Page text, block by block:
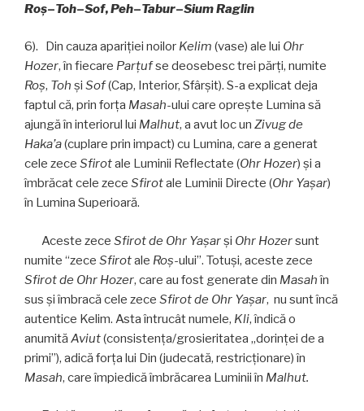
Roş–Toh–Sof,Peh–Tabur–Sium Raglin
6). Din cauza apariției noilor Kelim (vase) ale lui Ohr
Hozer, în fiecare Parţufse deosebesc trei părți, numite
Roş, Toh și Sof(Cap, Interior, Sfârşit). S-a explicat deja
faptul că, prin forţa Masah-ului care opreşte Lumina să
ajungă în interiorul lui Malhut, a avut loc un Zivug de
Haka’a(cuplare prin impact) cu Lumina, care a generat
cele zece Sfirotale Luminii Reflectate (Ohr Hozer) şi a
îmbrăcat cele zece Sfirotale Luminii Directe (Ohr Yaşar)
în Lumina Superioară.
Aceste zece Sfirotde Ohr Yaşarşi Ohr Hozersunt
numite “zece Sfirotale Roş-ului”. Totuşi, aceste zece
Sfirotde Ohr Hozer, care au fost generate din Masahîn
sus şi îmbracă cele zece Sfirotde Ohr Yaşar, nu sunt încă
autentice Kelim. Asta întrucât numele, Kli, îndică o
anumităAviut(consistența/grosieritatea „dorinței de a
primi”), adică forţa lui Din (judecată, restricţionare) în
Masah, care împiedică îmbrăcarea Luminii în Malhut.